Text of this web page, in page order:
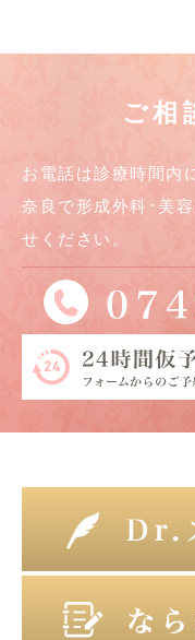
ご相
お電話は診療時間内
奈良で形成外科･美
せください。